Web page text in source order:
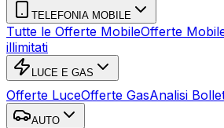
TELEFONIA MOBILE
Tutte le Offerte MobileOfferte
illimitati
LUCE E GAS
Offerte LuceOfferte GasAnalisi
AUTO